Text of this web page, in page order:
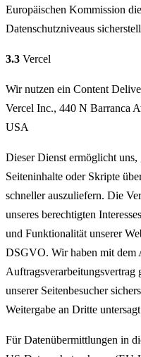
Europäischen Kommission
Datenschutzniveaus
3.3 Vercel
Wir nutzen ein Content
Vercel Inc., 440 N Barranca
USA
Dieser Dienst ermöglicht
Seiteninhalte oder Skripte
schneller auszuliefern. Die
unseres berechtigten
und Funktionalität unserer
DSGVO. Wir haben mit dem
Auftragsverarbeitungsvertrag
unserer Seitenbesucher
Weitergabe an Dritte
Für Datenübermittlungen in